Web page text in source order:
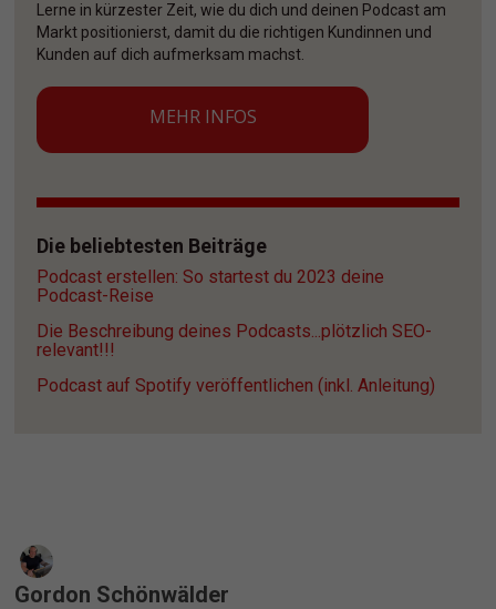
Lerne in kürzester Zeit, wie du dich und deinen Podcast am
Markt positionierst, damit du die richtigen Kundinnen und
Kunden auf dich aufmerksam machst.
MEHR INFOS
Die beliebtesten Beiträge
Podcast erstellen: So startest du 2023 deine
Podcast-Reise
Die Beschreibung deines Podcasts...plötzlich SEO-
relevant!!!
Podcast auf Spotify veröffentlichen (inkl. Anleitung)
Gordon Schönwälder